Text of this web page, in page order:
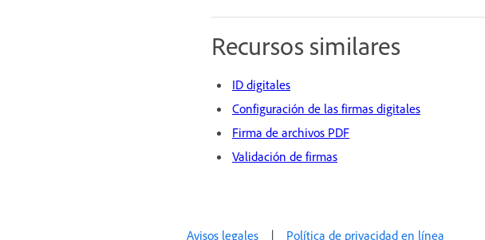
Recursos similares
ID digitales
Configuración de las firmas digitales
Firma de archivos PDF
Validación de firmas
Avisos legales | Política de privacidad en línea